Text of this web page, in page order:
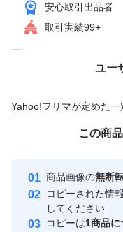
安心取引出品者
取引実績99+
ユー
Yahoo!フリマが定めた
付与しています
安心取引出品者
取引実績
価格の相談
この商
商品画像の無断
コピーされた情
してください
コピーは1商品に
この商品をみている